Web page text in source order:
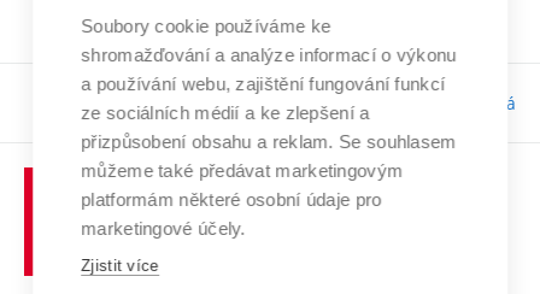
Odpovědnost:Bc. Tereza Kučerová
Soubory cookie používáme ke
shromažďování a analýze informací o výkonu
a používání webu, zajištění fungování funkcí
ze sociálních médií a ke zlepšení a
přizpůsobení obsahu a reklam. Se souhlasem
můžeme také předávat marketingovým
platformám některé osobní údaje pro
marketingové účely.
Zjistit více